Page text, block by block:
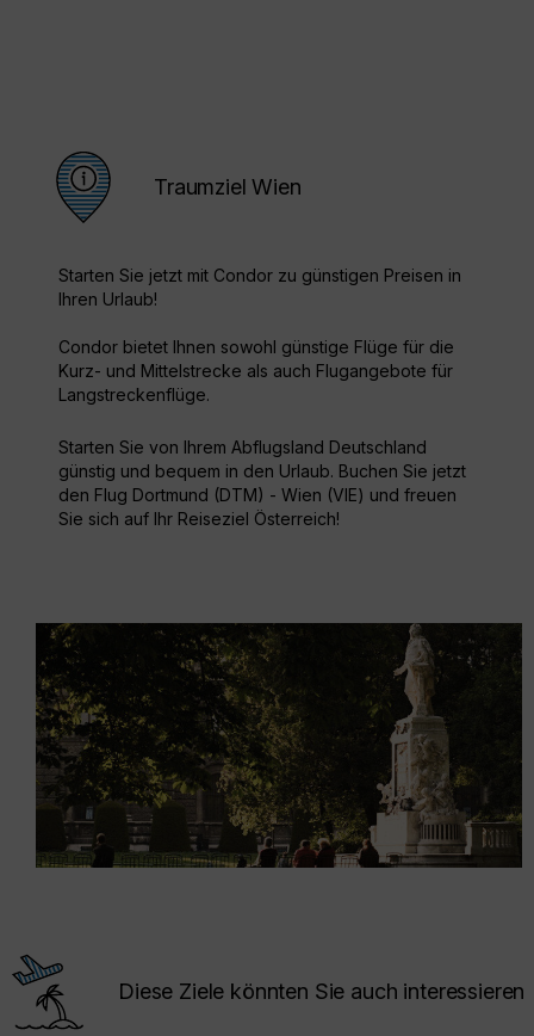
Traumziel Wien
Starten Sie jetzt mit Condor zu günstigen Preisen in
Ihren Urlaub!
Condor bietet Ihnen sowohl günstige Flüge für die
Kurz- und Mittelstrecke als auch Flugangebote für
Langstreckenflüge.
Starten Sie von Ihrem Abflugsland Deutschland
günstig und bequem in den Urlaub. Buchen Sie jetzt
den Flug Dortmund (DTM) - Wien (VIE) und freuen
Sie sich auf Ihr Reiseziel Österreich!
Diese Ziele könnten Sie auch interessieren